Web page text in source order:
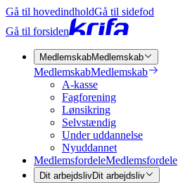
Gå til hovedindholdGå til sidefod
Gå til forsiden
MedlemskabMedlemskab
MedlemskabMedlemskab
A-kasse
Fagforening
Lønsikring
Selvstændig
Under uddannelse
Nyuddannet
MedlemsfordeleMedlemsfordele
Dit arbejdslivDit arbejdsliv